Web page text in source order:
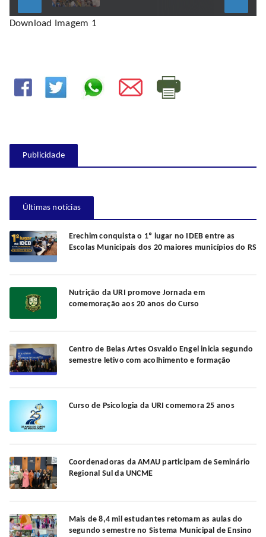
Download Imagem 1
Publicidade
Últimas notícias
Erechim conquista o 1º lugar no IDEB entre as
Escolas Municipais dos 20 maiores municípios do RS
Nutrição da URI promove Jornada em
comemoração aos 20 anos do Curso
Centro de Belas Artes Osvaldo Engel inicia segundo
semestre letivo com acolhimento e formação
Curso de Psicologia da URI comemora 25 anos
Coordenadoras da AMAU participam de Seminário
Regional Sul da UNCME
Mais de 8,4 mil estudantes retomam as aulas do
segundo semestre no Sistema Municipal de Ensino